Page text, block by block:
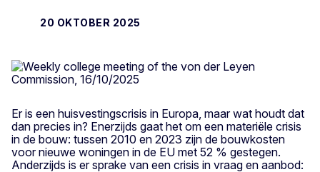
20 OKTOBER 2025
Er is een huisvestingscrisis in Europa, maar wat houdt dat
dan precies in? Enerzijds gaat het om een materiële crisis
in de bouw: tussen 2010 en 2023 zijn de bouwkosten
voor nieuwe woningen in de EU met 52 % gestegen.
Anderzijds is er sprake van een crisis in vraag en aanbod: